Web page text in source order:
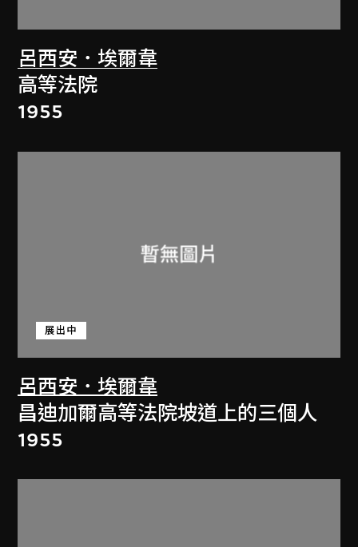
呂西安．埃爾韋
高等法院
1955
呂西安．埃爾韋
展出中
昌迪加爾高等法院坡道上的三個人
1955